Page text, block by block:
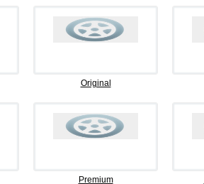
Original
Premium